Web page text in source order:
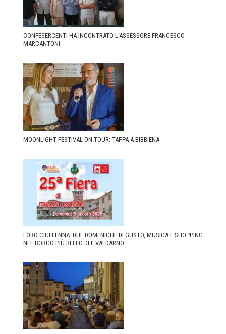
CONFESERCENTI HA INCONTRATO L’ASSESSORE FRANCESCO
MARCANTONI
MOONLIGHT FESTIVAL ON TOUR: TAPPA A BIBBIENA
LORO CIUFFENNA: DUE DOMENICHE DI GUSTO, MUSICA E SHOPPING
NEL BORGO PIÙ BELLO DEL VALDARNO